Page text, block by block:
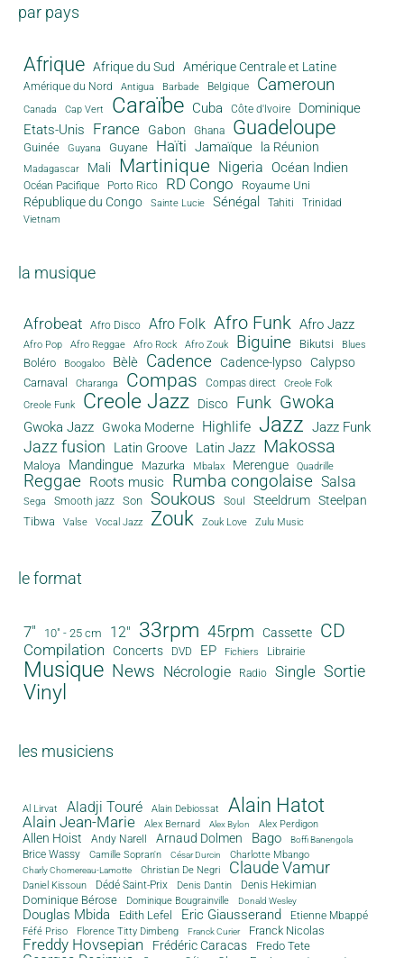
par pays
Afrique Afrique du Sud Amérique Centrale et Latine
Amérique du Nord Antigua Barbade Belgique Cameroun
Canada Cap Vert Caraïbe Cuba Côte d'Ivoire
Dominique
Etats-Unis
France Gabon Ghana Guadeloupe
Guinée Guyana Guyane Haïti Jamaïque la Réunion
Madagascar Mali Martinique Nigeria Océan Indien
Océan Pacifique Porto Rico RD Congo Royaume Uni
République du Congo Sainte Lucie Sénégal Tahiti Trinidad
Vietnam
la musique
Afrobeat Afro Disco Afro Folk Afro Funk Afro Jazz
Afro Pop Afro Reggae Afro Rock Afro Zouk Biguine Bikutsi Blues
Boléro Boogaloo Bèlè Cadence Cadence-lypso Calypso
Carnaval Charanga Compas Compas direct
Creole Folk
Creole Funk
Creole Jazz Disco Funk Gwoka
Gwoka Jazz Gwoka Moderne Highlife Jazz Jazz Funk
Jazz fusion Latin Groove Latin Jazz Makossa
Maloya Mandingue Mazurka Mbalax Merengue Quadrille
Reggae Roots music Rumba congolaise Salsa
Sega Smooth jazz Son Soukous Soul Steeldrum Steelpan
Tibwa Valse Vocal Jazz Zouk Zouk Love Zulu Music
le format
7" 10" - 25 cm 12" 33rpm 45rpm Cassette CD
Compilation Concerts DVD EP Fichiers Librairie
Musique News Nécrologie Radio Single Sortie
Vinyl
les musiciens
Al Lirvat Aladji Touré Alain Debiossat Alain Hatot
Alain Jean-Marie Alex Bernard Alex Bylon Alex Perdigon
Allen Hoist Andy Narell Arnaud Dolmen Bago Boffi Banengola
Brice Wassy Camille Sopran'n César Durcin Charlotte Mbango
Charly Chomereau-Lamotte Christian De Negri Claude Vamur
Daniel Kissoun Dédé Saint-Prix Denis Dantin Denis Hekimian
Dominique Bérose Dominique Bougrainville Donald Wesley
Douglas Mbida Edith Lefel Eric Giausserand Etienne Mbappé
Féfé Priso Florence Titty Dimbeng Franck Curier Franck Nicolas
Freddy Hovsepian Frédéric Caracas Fredo Tete